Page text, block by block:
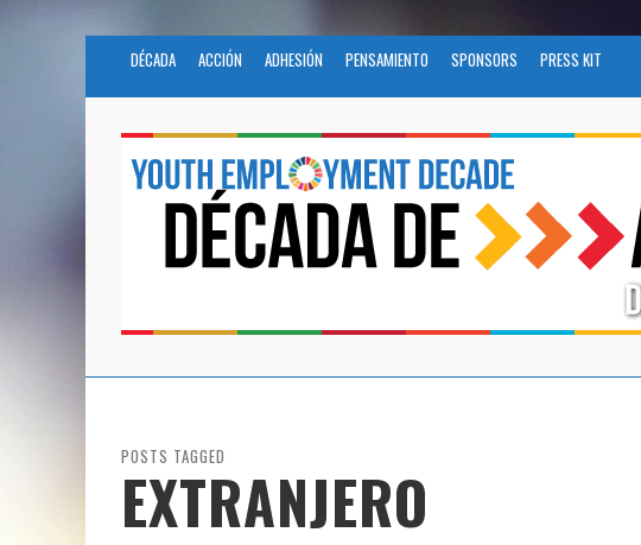
DÉCADA ACCIÓN ADHESIÓN PENSAMIENTO SPONSORS PRESS KIT
POSTS TAGGED
EXTRANJERO